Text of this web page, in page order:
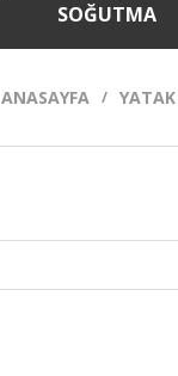
SOĞUTMA
ANASAYFA